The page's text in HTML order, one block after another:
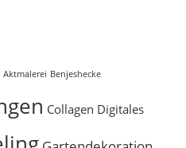
Aktmalerei Benjeshecke
Collagen Digitales